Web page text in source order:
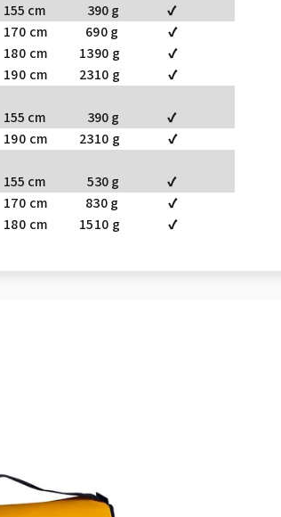
155 cm 390 g
✔
170 cm 690 g
✔
180 cm 1390 g
✔
190 cm 2310 g
✔
155 cm 390 g
✔
190 cm 2310 g
✔
155 cm 530 g
✔
170 cm 830 g
✔
180 cm 1510 g ✔